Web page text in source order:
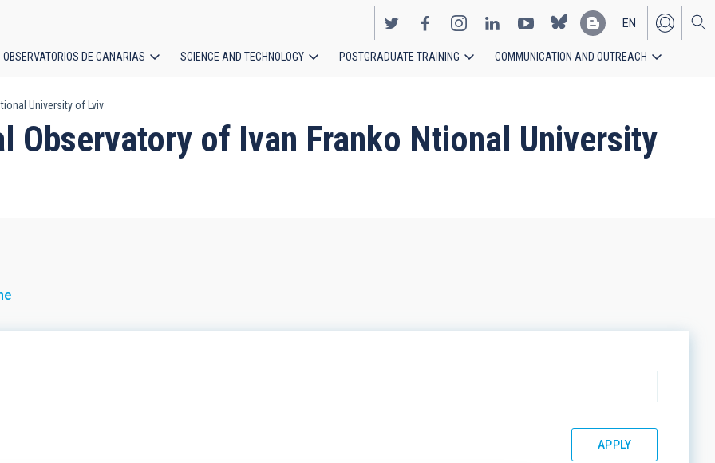
EN
ES
OBSERVATORIOS DE CANARIAS SCIENCE AND TECHNOLOGY POSTGRADUATE TRAINING COMMUNICATION AND OUTREACH
University of Lviv
of Ivan Franko Ntional University